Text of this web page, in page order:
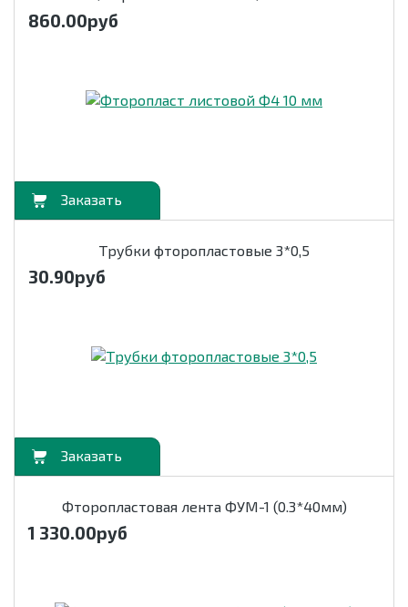
860.00руб
Трубки фторопластовые 3*0,5
30.90руб
Фторопластовая лента ФУМ-1 (0.3*40мм)
1 330.00руб